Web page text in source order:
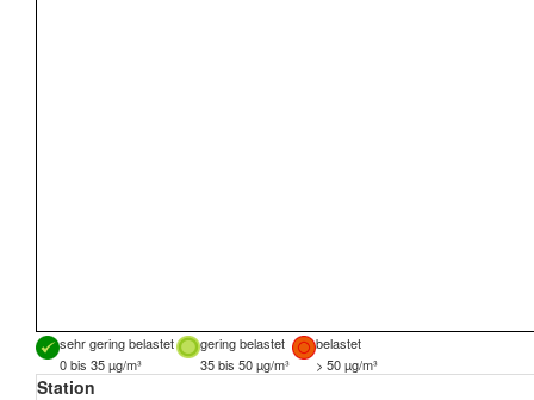
sehr gering belastet gering belastet
belastet
0 bis 35 µg/m³
35 bis 50 µg/m³ > 50 µg/m³
Station